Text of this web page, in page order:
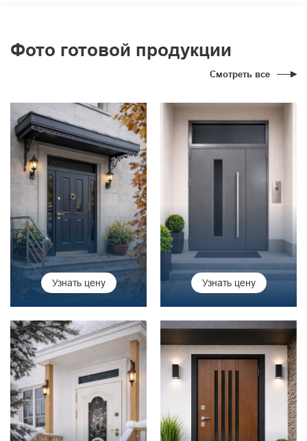
Фото готовой продукции
Смотреть все
Узнать цену Узнать цену